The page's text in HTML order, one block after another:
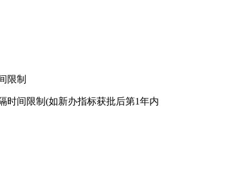
限制
时间限制(如新办指标获批后第1年内